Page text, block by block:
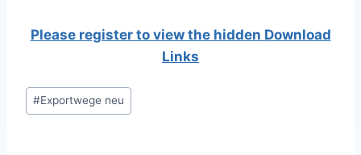
Please register to view the hidden Download
Links
Post
Tags:
#Exportwege neu